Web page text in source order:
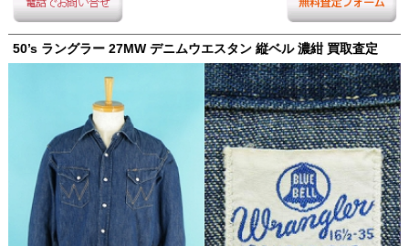
50’s ラングラー 27MW デニムウエスタン 縦ベル 濃紺 買取査定